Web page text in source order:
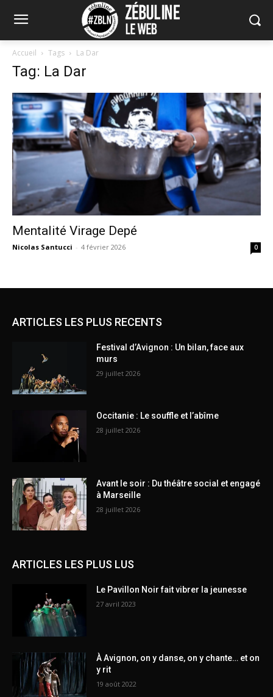
Accueil Tags La Dar
Tag: La Dar
Mentalité Virage Depé
Nicolas Santucci - 4 février 2026 0
ARTICLES LES PLUS RECENTS
Festival d’Avignon : Un bilan, face aux
murs
29 juillet 2026
Occitanie : Le souffle et l’abîme
28 juillet 2026
Avant le soir : Du théâtre social et engagé
à Marseille
28 juillet 2026
ARTICLES LES PLUS LUS
Le Pavillon Noir fait vibrer la jeunesse
27 avril 2023
À Avignon, on y danse, on y chante… et on
y rit
19 août 2022